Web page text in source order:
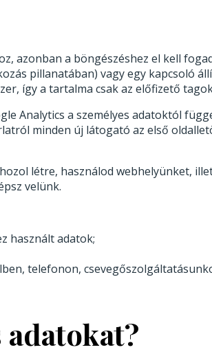
azonban a böngészéshez el kell
pillanatában) vagy egy kapcsoló
így a tartalma csak az előfizető
Analytics a személyes adatoktól
minden új látogató az első
létre, használod webhelyünket,
velünk.
használt adatok;
telefonon,